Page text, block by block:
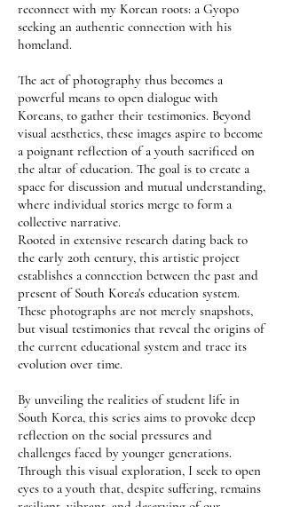
reconnect with my Korean roots: a Gyopo
seeking an authentic connection with his
homeland.
The act of photography thus becomes a
powerful means to open dialogue with
Koreans, to gather their testimonies. Beyond
visual aesthetics, these images aspire to become
a poignant reflection of a youth sacrificed on
the altar of education. The goal is to create a
space for discussion and mutual understanding,
where individual stories merge to form a
collective narrative.
Rooted in extensive research dating back to
the early 20th century, this artistic project
establishes a connection between the past and
present of South Korea's education system.
These photographs are not merely snapshots,
but visual testimonies that reveal the origins of
the current educational system and trace its
evolution over time.
By unveiling the realities of student life in
South Korea, this series aims to provoke deep
reflection on the social pressures and
challenges faced by younger generations.
Through this visual exploration, I seek to open
eyes to a youth that, despite suffering, remains